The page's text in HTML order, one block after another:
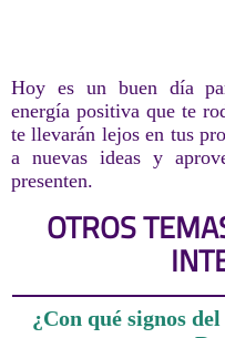
Hoy es un buen día
energía positiva que te
te llevarán lejos en tus
a nuevas ideas y
presenten.
OTROS
¿Con qué signos